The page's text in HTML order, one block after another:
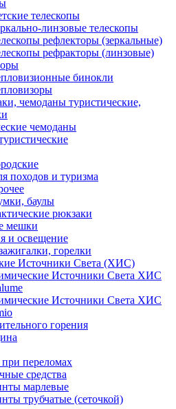
телескопы
линзовые телескопы
рефлекторы (зеркальные)
рефракторы (линзовые)
бинокли
чемоданы туристические,
чемоданы
походов и туризма
баулы
рюкзаки
мешки
и освещение
горелки
Источники Света (ХИС)
Источники Света ХИС
Источники Света ХИС
горения
при переломах
средства
марлевые
трубчатые (сеточкой)